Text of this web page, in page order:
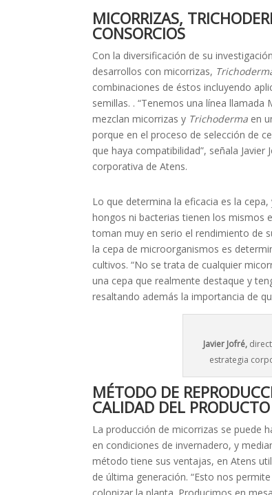
MICORRIZAS,
CONSORCIOS
Con la diversificación de su
desarrollos con micorrizas,
combinaciones de éstos incluyendo
semillas. . “Tenemos una línea
mezclan micorrizas y Trichoderma en
porque en el proceso de selección de
que haya compatibilidad”, señala Javier
corporativa de Atens.
Lo que determina la eficacia es la
hongos ni bacterias tienen los mismos
toman muy en serio el rendimiento de
la cepa de microorganismos es
cultivos. “No se trata de cualquier
una cepa que realmente destaque y
resaltando además la importancia de
Javier Jofré,
estrategia
MÉTODO DE
CALIDAD DEL PRODUCTO
La producción de micorrizas se puede
en condiciones de invernadero, y
método tiene sus ventajas, en Atens
de última generación. “Esto nos
colonizar la planta. Producimos en